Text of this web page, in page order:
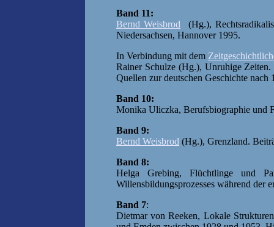
Band 11:
Bernd Weisbrod
(Hg.),
Niedersachsen, Hannover 1995.
In Verbindung mit dem
Rainer Schulze (Hg.), Unruhige
Quellen zur deutschen Geschichte nach
Band 10:
Monika Uliczka, Berufsbiographie und
Band 9:
Bernd Weisbrod (Hg.), Grenzland.
Band 8:
Helga Grebing, Flüchtlinge und
Willensbildungsprozesses während der
Band 7:
Dietmar von Reeken, Lokale